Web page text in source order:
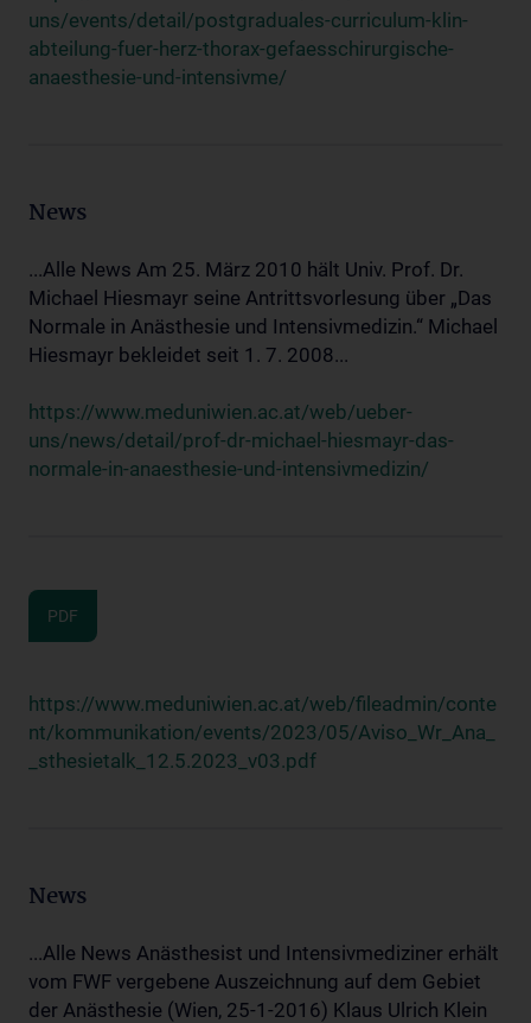
uns/events/detail/postgraduales-curriculum-klin-
abteilung-fuer-herz-thorax-gefaesschirurgische-
anaesthesie-und-intensivme/
News
...Alle News Am 25. März 2010 hält Univ. Prof. Dr.
Michael Hiesmayr seine Antrittsvorlesung über „Das
Normale in Anästhesie und Intensivmedizin.“ Michael
Hiesmayr bekleidet seit 1. 7. 2008...
https://www.meduniwien.ac.at/web/ueber-
uns/news/detail/prof-dr-michael-hiesmayr-das-
normale-in-anaesthesie-und-intensivmedizin/
PDF
https://www.meduniwien.ac.at/web/fileadmin/conte
nt/kommunikation/events/2023/05/Aviso_Wr_Ana_
_sthesietalk_12.5.2023_v03.pdf
News
...Alle News Anästhesist und Intensivmediziner erhält
vom FWF vergebene Auszeichnung auf dem Gebiet
der Anästhesie (Wien, 25-1-2016) Klaus Ulrich Klein